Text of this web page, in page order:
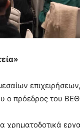
ο πρόεδρος του
χρηματοδοτικά